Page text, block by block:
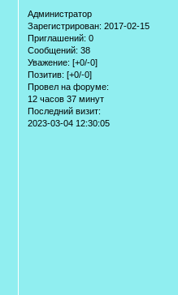
Администратор
Зарегистрирован: 2017-02-15
Приглашений: 0
Сообщений: 38
Уважение: [+0/-0]
Позитив: [+0/-0]
Провел на форуме:
12 часов 37 минут
Последний визит:
2023-03-04 12:30:05